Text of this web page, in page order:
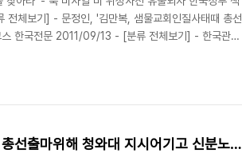
체보기] - 문정인, '김만복, 샘물교회인질사태때 총선
스 한국전문 2011/09/13 - [분류 전체보기] - 한국관광
성사진이 일본언론등으로 유촐되자 미국정부가 한국
방한때 이문제가..
문정인, '김만복, 샘물교회인질사태때 총선출마위해 청와대 지시어기고 신분노출' - 위키리크스 한국전문